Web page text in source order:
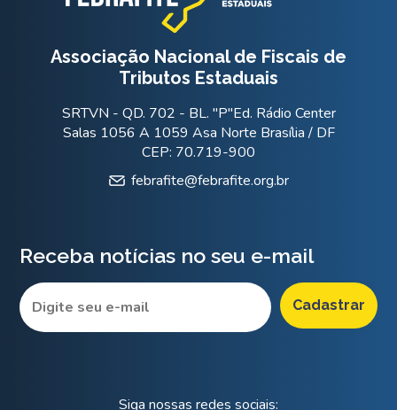
Associação Nacional de Fiscais de
Tributos Estaduais
SRTVN - QD. 702 - BL. "P"Ed. Rádio Center
Salas 1056 A 1059 Asa Norte Brasília / DF
CEP: 70.719-900
febrafite@febrafite.org.br
Receba notícias no seu e-mail
Siga nossas redes sociais: